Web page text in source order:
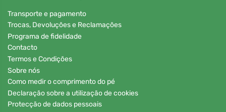
Transporte e pagamento
Trocas, Devoluções e Reclamações
Programa de fidelidade
Contacto
Termos e Condições
Sobre nós
Como medir o comprimento do pé
Declaração sobre a utilização de cookies
Protecção de dados pessoais